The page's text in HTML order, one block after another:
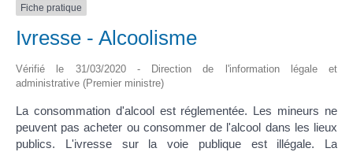
Fiche pratique
Ivresse - Alcoolisme
Vérifié le 31/03/2020 - Direction de l'information légale et
administrative (Premier ministre)
La consommation d'alcool est réglementée. Les mineurs ne
peuvent pas acheter ou consommer de l'alcool dans les lieux
publics. L'ivresse sur la voie publique est illégale. La